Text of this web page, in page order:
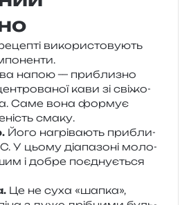
вико­ри­сто­ву­ють
напою — при­бли­зно
кави зі сві­жо­
Саме вона фор­мує
смаку.
Його нагрі­ва­ють при­бли­
У цьому діа­па­зо­ні моло­
і добре поєд­ну­є­ться
Це не суха «шапка»,